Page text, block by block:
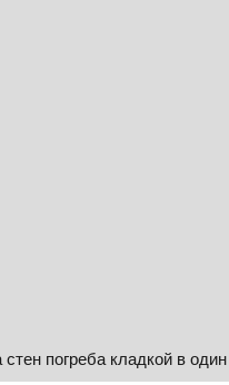
погреба кладкой в